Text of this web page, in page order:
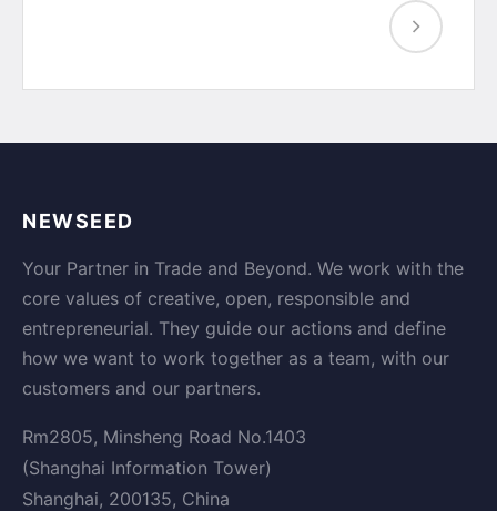
NEWSEED
Your Partner in Trade and Beyond. We work with the
core values of creative, open, responsible and
entrepreneurial. They guide our actions and define
how we want to work together as a team, with our
customers and our partners.
Rm2805, Minsheng Road No.1403
(Shanghai Information Tower)
Shanghai, 200135, China